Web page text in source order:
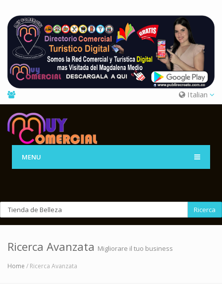
Italian
MENU
Ricerca
Ricerca Avanzata Migliorare il tuo business
Home / Ricerca Avanzata